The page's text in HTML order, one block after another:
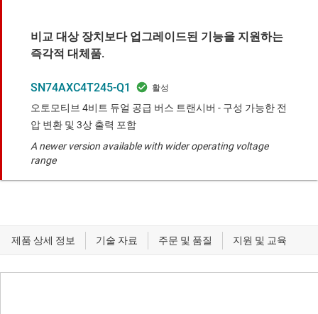
비교 대상 장치보다 업그레이드된 기능을 지원하는
즉각적 대체품.
SN74AXC4T245-Q1
오토모티브 4비트 듀얼 공급 버스 트랜시버 - 구성 가능한 전
압 변환 및 3상 출력 포함
A newer version available with wider operating voltage
range